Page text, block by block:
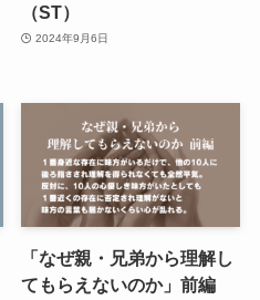
（ST）
2024年9月6日
「なぜ親・兄弟から理解し
てもらえないのか」前編